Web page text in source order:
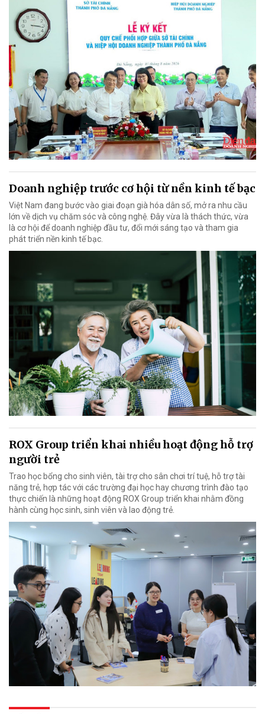
Doanh nghiệp trước cơ hội từ nền kinh tế bạc
Việt Nam đang bước vào giai đoạn già hóa dân số, mở ra nhu cầu
lớn về dịch vụ chăm sóc và công nghệ. Đây vừa là thách thức, vừa
là cơ hội để doanh nghiệp đầu tư, đổi mới sáng tạo và tham gia
phát triển nền kinh tế bạc.
ROX Group triển khai nhiều hoạt động hỗ trợ
người trẻ
Trao học bổng cho sinh viên, tài trợ cho sân chơi trí tuệ, hỗ trợ tài
năng trẻ, hợp tác với các trường đại học hay chương trình đào tạo
thực chiến là những hoạt động ROX Group triển khai nhằm đồng
hành cùng học sinh, sinh viên và lao động trẻ.